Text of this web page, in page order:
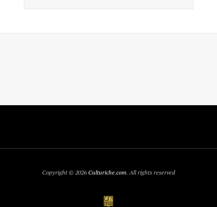
Copyright © 2026Culturiche.com. All rights reserved